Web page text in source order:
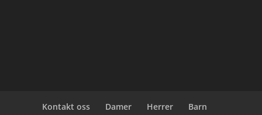
Kontakt oss Damer Herrer
Barn